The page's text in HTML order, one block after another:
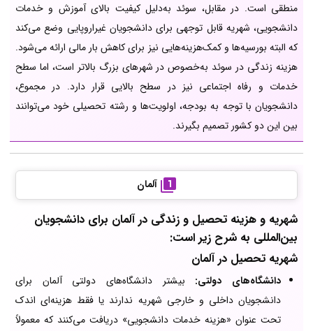
منطقی است. در مقابل، سوئد به‌دلیل کیفیت بالای آموزش و خدمات
دانشجویی، شهریه قابل توجهی برای دانشجویان غیراروپایی وضع می‌کند
که البته بورسیه‌ها و کمک‌هزینه‌هایی نیز برای کاهش بار مالی ارائه می‌شود.
هزینه زندگی در سوئد به‌خصوص در شهرهای بزرگ بالاتر است، اما سطح
خدمات و رفاه اجتماعی نیز در سطح بالایی قرار دارد. در مجموع،
دانشجویان با توجه به بودجه، اولویت‌ها و رشته تحصیلی خود می‌توانند
بین این دو کشور تصمیم بگیرند.
آلمان
شهریه و هزینه تحصیل و زندگی در آلمان برای دانشجویان
بین‌المللی به شرح زیر است:
شهریه تحصیل در آلمان
دانشگاه‌های دولتی: بیشتر دانشگاه‌های دولتی آلمان برای
دانشجویان داخلی و خارجی شهریه ندارند یا فقط هزینه‌ای اندک
تحت عنوان «هزینه خدمات دانشجویی» دریافت می‌کنند که معمولاً